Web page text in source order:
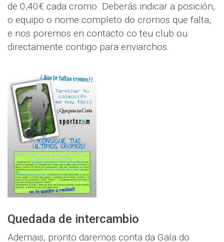
de 0,40€ cada cromo. Deberás indicar a posición,
o equipo o nome completo do cromos que falta,
e nos poremos en contacto co teu club ou
directamente contigo para enviarchos.
Quedada de intercambio
Ademais, pronto daremos conta da Gala do